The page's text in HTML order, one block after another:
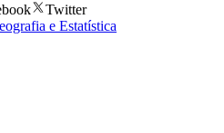
Twitter
e Estatística